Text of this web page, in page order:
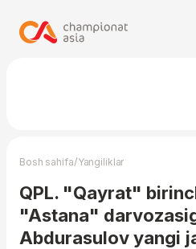
Bosh sahifa/Yangiliklar
QPL. "Qayrat"
"Astana"
Abdurasulov yangi